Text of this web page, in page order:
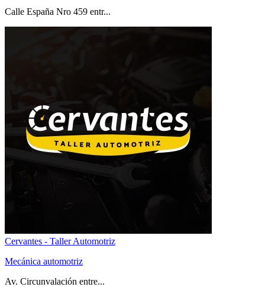
Calle España Nro 459 entr...
Cervantes - Taller Automotriz
Mecánica automotriz
Av. Circunvalación entre...